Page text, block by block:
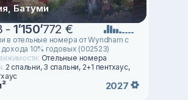
Батуми
- 1’150’772 €
в отельные номера от Wyndham с
дохода 10% годовых (002523)
Отельные номера
2 спальни, 3 спальни, 2+1 пентхаус,
2027